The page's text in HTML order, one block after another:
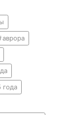
аврора
года